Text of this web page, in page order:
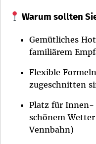
Warum sollten
Gemütliches
familiärem
Flexible
zugeschnitten
Platz für Innen-
schönem
Vennbahn)